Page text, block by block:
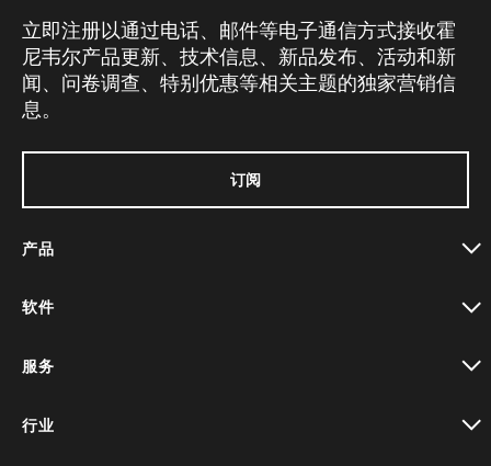
立即注册以通过电话、邮件等电子通信方式接收霍
尼韦尔产品更新、技术信息、新品发布、活动和新
闻、问卷调查、特别优惠等相关主题的独家营销信
息。
订阅
产品
软件
服务
行业